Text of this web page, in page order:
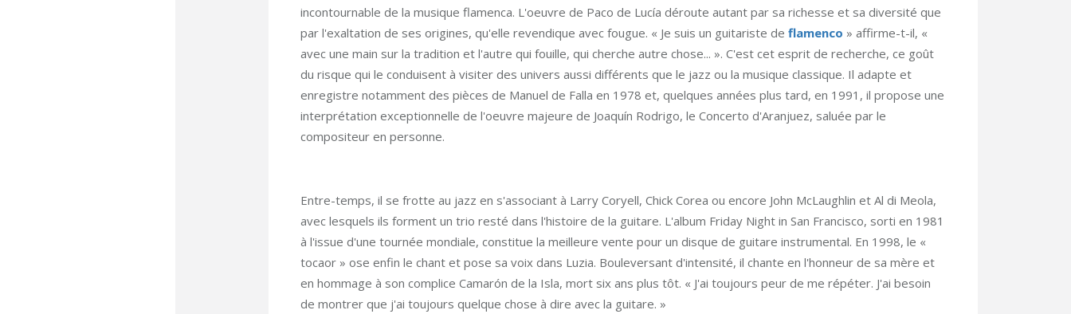
incontournable de la musique flamenca. L'oeuvre de Paco de Lucía déroute autant par sa richesse et sa diversité que
par l'exaltation de ses origines, qu'elle revendique avec fougue. « Je suis un guitariste de flamenco » affirme-t-il, «
avec une main sur la tradition et l'autre qui fouille, qui cherche autre chose... ». C'est cet esprit de recherche, ce goût
du risque qui le conduisent à visiter des univers aussi différents que le jazz ou la musique classique. Il adapte et
enregistre notamment des pièces de Manuel de Falla en 1978 et, quelques années plus tard, en 1991, il propose une
interprétation exceptionnelle de l'oeuvre majeure de Joaquín Rodrigo, le Concerto d'Aranjuez, saluée par le
compositeur en personne.
Entre-temps, il se frotte au jazz en s'associant à Larry Coryell, Chick Corea ou encore John McLaughlin et Al di Meola,
avec lesquels ils forment un trio resté dans l'histoire de la guitare. L'album Friday Night in San Francisco, sorti en 1981
à l'issue d'une tournée mondiale, constitue la meilleure vente pour un disque de guitare instrumental. En 1998, le «
tocaor » ose enfin le chant et pose sa voix dans Luzia. Bouleversant d'intensité, il chante en l'honneur de sa mère et
en hommage à son complice Camarón de la Isla, mort six ans plus tôt. « J'ai toujours peur de me répéter. J'ai besoin
de montrer que j'ai toujours quelque chose à dire avec la guitare. »